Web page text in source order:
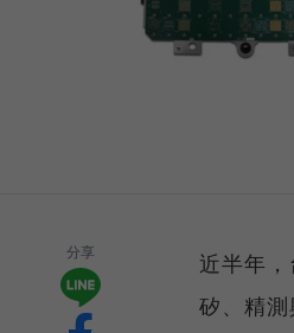
分享
近半年
矽、精